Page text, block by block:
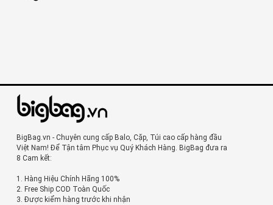
BigBag.vn - Chuyên cung cấp Balo, Cặp, Túi cao cấp hàng đầu
Việt Nam! Để Tận tâm Phục vụ Quý Khách Hàng. BigBag đưa ra
8 Cam kết:
1. Hàng Hiệu Chính Hãng 100%
2. Free Ship COD Toàn Quốc
3. Được kiểm hàng trước khi nhận